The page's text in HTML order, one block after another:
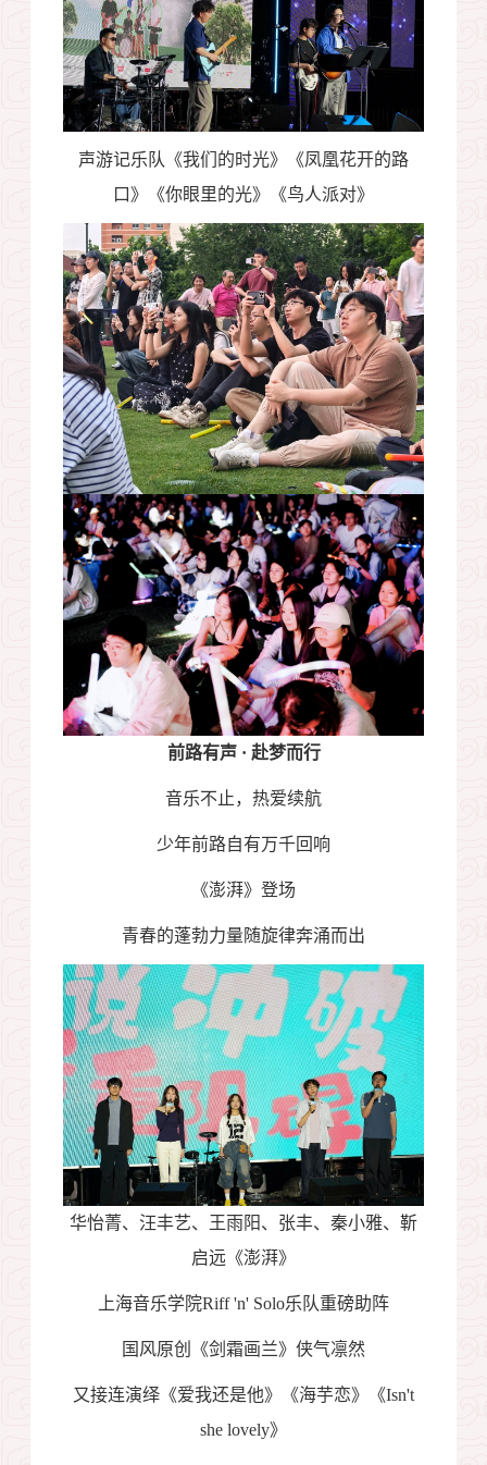
声游记乐队《我们的时光》《凤凰花开的路
口》《你眼里的光》《鸟人派对》
前路有声 · 赴梦而行
音乐不止，热爱续航
少年前路自有万千回响
《澎湃》登场
青春的蓬勃力量随旋律奔涌而出
华怡菁、汪丰艺、王雨阳、张丰、秦小雅、靳
启远《澎湃》
上海音乐学院Riff 'n' Solo乐队重磅助阵
国风原创《剑霜画兰》侠气凛然
又接连演绎《爱我还是他》《海芋恋》《Isn't
she lovely》